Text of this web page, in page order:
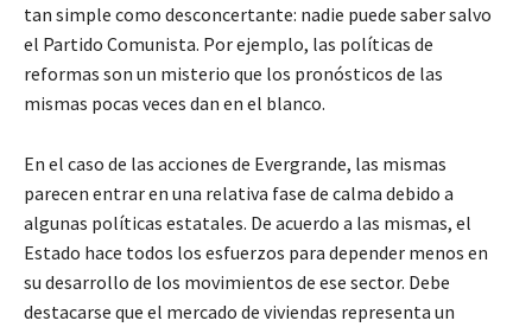
tan simple como desconcertante: nadie puede saber salvo
el Partido Comunista. Por ejemplo, las políticas de
reformas son un misterio que los pronósticos de las
mismas pocas veces dan en el blanco.
En el caso de las acciones de Evergrande, las mismas
parecen entrar en una relativa fase de calma debido a
algunas políticas estatales. De acuerdo a las mismas, el
Estado hace todos los esfuerzos para depender menos en
su desarrollo de los movimientos de ese sector. Debe
destacarse que el mercado de viviendas representa un